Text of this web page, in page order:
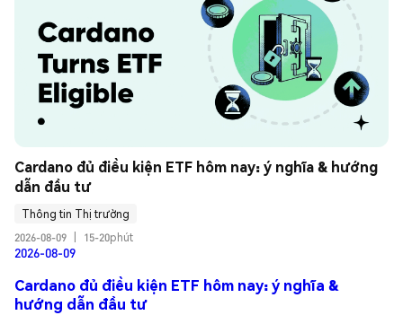
Cardano đủ điều kiện ETF hôm nay: ý nghĩa & hướng
dẫn đầu tư
Thông tin Thị trường
2026-08-09
15-20phút
2026-08-09
Cardano đủ điều kiện ETF hôm nay: ý nghĩa &
hướng dẫn đầu tư